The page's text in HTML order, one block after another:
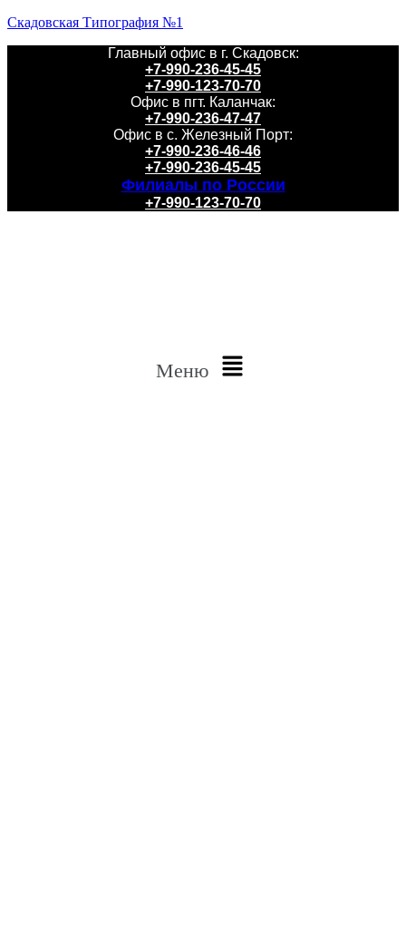
Скадовская Типография №1
Главный офис в г. Скадовск:
+7-990-236-45-45
+7-990-123-70-70
Офис в пгт. Каланчак:
+7-990-236-47-47
Офис в с. Железный Порт:
+7-990-236-46-46
+7-990-236-45-45
Филиалы по России
+7-990-123-70-70
Меню